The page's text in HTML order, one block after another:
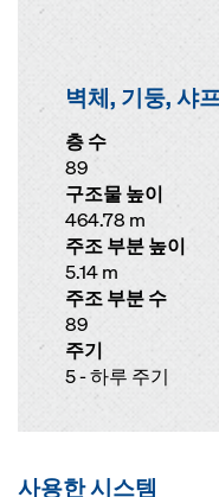
벽체, 기둥, 샤
층 수
89
구조물 높이
464.78 m
주조 부분 높이
5.14 m
주조 부분 수
89
주기
5 - 하루 주기
사용한 시스템